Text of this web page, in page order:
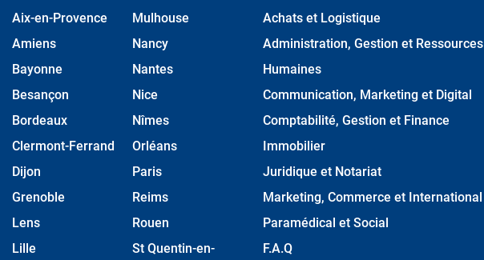
Aix-en-Provence
Amiens
Bayonne
Besançon
Bordeaux
Clermont-Ferrand
Dijon
Grenoble
Lens
Lille
Mulhouse
Nancy
Nantes
Nice
Nîmes
Orléans
Paris
Reims
Rouen
St Quentin-en-
Achats et Logistique
Administration, Gestion et Ressources
Humaines
Communication, Marketing et Digital
Comptabilité, Gestion et Finance
Immobilier
Juridique et Notariat
Marketing, Commerce et International
Paramédical et Social
F.A.Q